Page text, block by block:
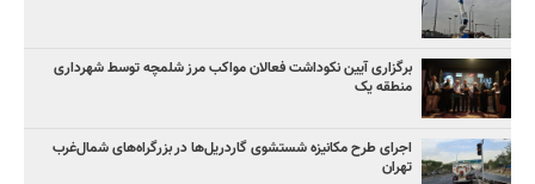
برگزاری آیین نکوداشت فعالان مواکب مرز شلمچه توسط شهرداری
منطقه یک
اجرای طرح مکانیزه شستشوی گاردریل‌ها در بزرگراه‌های شمال‌غرب
تهران